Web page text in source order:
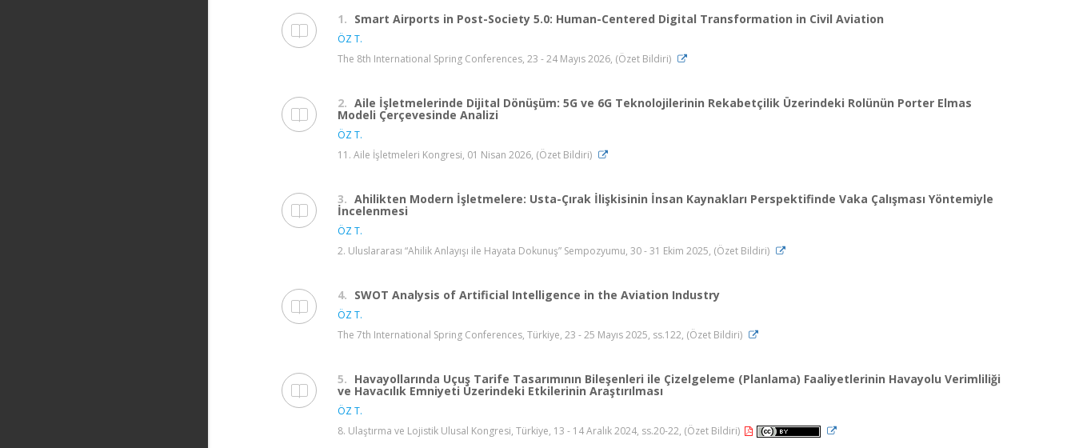
1. Smart Airports in Post-Society 5.0: Human-Centered Digital Transformation in Civil Aviation
ÖZ T.
The 8th International Spring Conferences, 23 - 24 Mayıs 2026, (Özet Bildiri)
2. Aile İşletmelerinde Dijital Dönüşüm: 5G ve 6G Teknolojilerinin Rekabetçilik Üzerindeki Rolünün Porter Elmas
Modeli Çerçevesinde Analizi
ÖZ T.
11. Aile İşletmeleri Kongresi, 01 Nisan 2026, (Özet Bildiri)
3. Ahilikten Modern İşletmelere: Usta-Çırak İlişkisinin İnsan Kaynakları Perspektifinde Vaka Çalışması Yöntemiyle
İncelenmesi
ÖZ T.
2. Uluslararası “Ahilik Anlayışı ile Hayata Dokunuş” Sempozyumu, 30 - 31 Ekim 2025, (Özet Bildiri)
4. SWOT Analysis of Artificial Intelligence in the Aviation Industry
ÖZ T.
The 7th International Spring Conferences, Türkiye, 23 - 25 Mayıs 2025, ss.122, (Özet Bildiri)
5. Havayollarında Uçuş Tarife Tasarımının Bileşenleri ile Çizelgeleme (Planlama) Faaliyetlerinin Havayolu Verimliliği
ve Havacılık Emniyeti Üzerindeki Etkilerinin Araştırılması
ÖZ T.
8. Ulaştırma ve Lojistik Ulusal Kongresi, Türkiye, 13 - 14 Aralık 2024, ss.20-22, (Özet Bildiri)